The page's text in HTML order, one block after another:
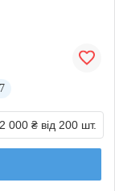
2 000 ₴ від 200 шт.